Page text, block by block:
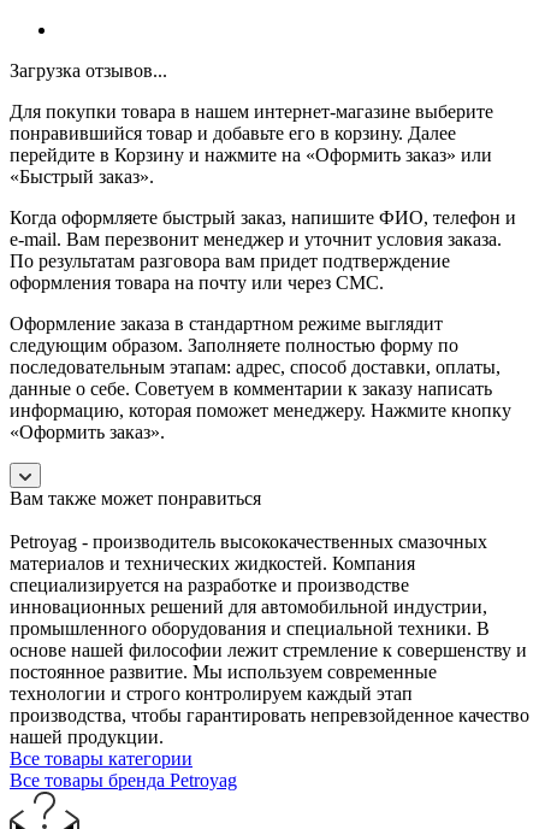
Загрузка отзывов...
Для покупки товара в нашем интернет-магазине выберите
понравившийся товар и добавьте его в корзину. Далее
перейдите в Корзину и нажмите на «Оформить заказ» или
«Быстрый заказ».
Когда оформляете быстрый заказ, напишите ФИО, телефон и
e-mail. Вам перезвонит менеджер и уточнит условия заказа.
По результатам разговора вам придет подтверждение
оформления товара на почту или через СМС.
Оформление заказа в стандартном режиме выглядит
следующим образом. Заполняете полностью форму по
последовательным этапам: адрес, способ доставки, оплаты,
данные о себе. Советуем в комментарии к заказу написать
информацию, которая поможет менеджеру. Нажмите кнопку
«Оформить заказ».
Вам также может понравиться
Petroyag - производитель высококачественных смазочных
материалов и технических жидкостей. Компания
специализируется на разработке и производстве
инновационных решений для автомобильной индустрии,
промышленного оборудования и специальной техники. В
основе нашей философии лежит стремление к совершенству и
постоянное развитие. Мы используем современные
технологии и строго контролируем каждый этап
производства, чтобы гарантировать непревзойденное качество
нашей продукции.
Все товары категории
Все товары бренда Petroyag